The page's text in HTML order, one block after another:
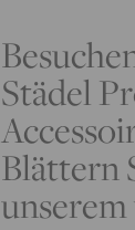
Städel
Blättern